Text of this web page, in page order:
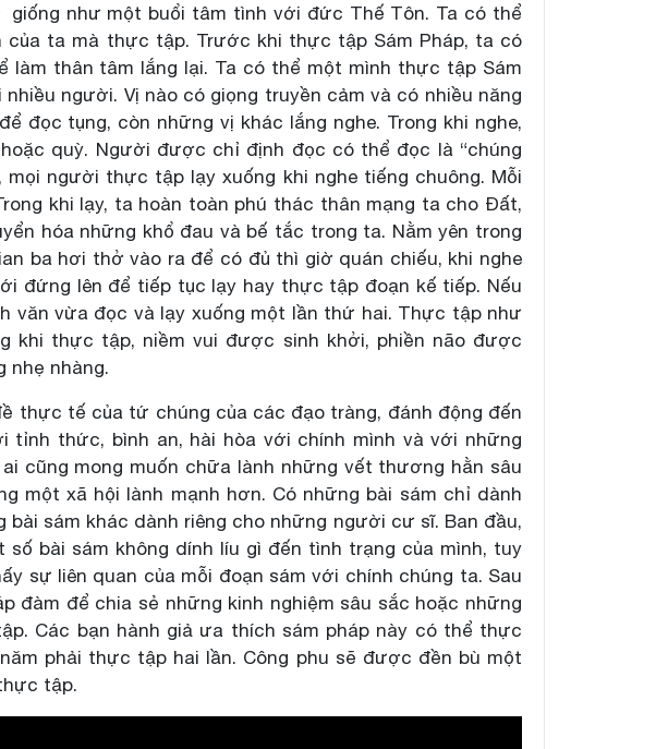
giống như một buổi tâm tình với đức Thế Tôn. Ta có thể
ta mà thực tập. Trước khi thực tập Sám Pháp, ta có
làm thân tâm lắng lại. Ta có thể một mình thực tập Sám
người. Vị nào có giọng truyền cảm và có nhiều năng
đọc tụng, còn những vị khác lắng nghe. Trong khi nghe,
quỳ. Người được chỉ định đọc có thể đọc là “chúng
mọi người thực tập lạy xuống khi nghe tiếng chuông. Mỗi
khi lạy, ta hoàn toàn phú thác thân mạng ta cho Đất,
hóa những khổ đau và bế tắc trong ta. Nằm yên trong
ba hơi thở vào ra để có đủ thì giờ quán chiếu, khi nghe
đứng lên để tiếp tục lạy hay thực tập đoạn kế tiếp. Nếu
văn vừa đọc và lạy xuống một lần thứ hai. Thực tập như
khi thực tập, niềm vui được sinh khởi, phiền não được
nhẹ nhàng.
thực tế của tứ chúng của các đạo tràng, đánh động đến
tỉnh thức, bình an, hài hòa với chính mình và với những
cũng mong muốn chữa lành những vết thương hằn sâu
một xã hội lành mạnh hơn. Có những bài sám chỉ dành
sám khác dành riêng cho những người cư sĩ. Ban đầu,
bài sám không dính líu gì đến tình trạng của mình, tuy
sự liên quan của mỗi đoạn sám với chính chúng ta. Sau
đàm để chia sẻ những kinh nghiệm sâu sắc hoặc những
Các bạn hành giả ưa thích sám pháp này có thể thực
phải thực tập hai lần. Công phu sẽ được đền bù một
tập.